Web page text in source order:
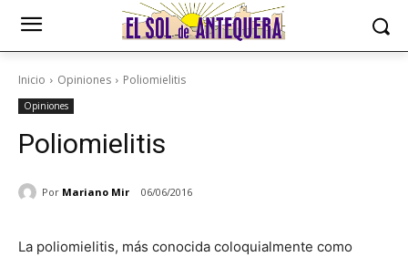
Inicio Opiniones Poliomielitis
Opiniones
Poliomielitis
Por Mariano Mir 06/06/2016
La poliomielitis, más conocida coloquialmente como